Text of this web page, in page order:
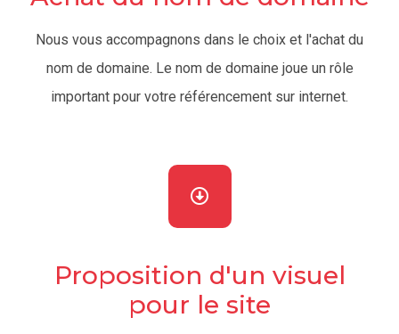
Nous vous accompagnons dans le choix et l'achat du
nom de domaine. Le nom de domaine joue un rôle
important pour votre référencement sur internet.
Proposition d'un visuel
pour le site